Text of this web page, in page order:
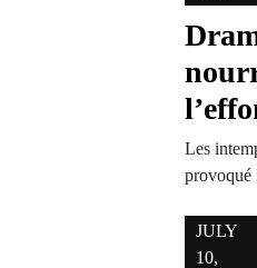
Les
provoqué
JULY
10,